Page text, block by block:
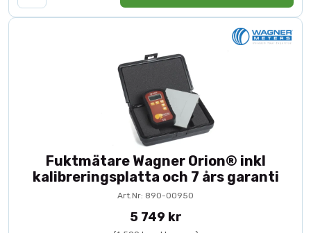
Fuktmätare Wagner Orion® inkl
kalibreringsplatta och 7 års garanti
Art.Nr: 890-00950
5 749 kr